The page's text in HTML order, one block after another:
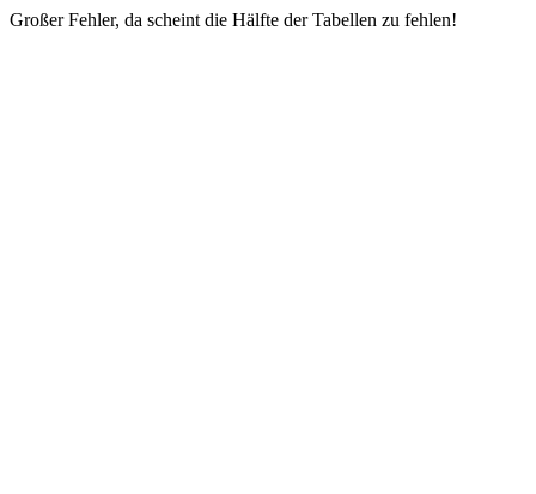
Großer Fehler, da scheint die Hälfte der Tabellen zu fehlen!